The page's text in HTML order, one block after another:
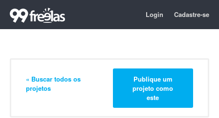
Login Cadastre-se
« Buscar todos os
projetos
Publique um
projeto como
este